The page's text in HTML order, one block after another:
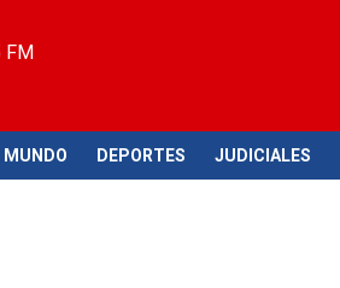
FM
MUNDO DEPORTES JUDICIALES